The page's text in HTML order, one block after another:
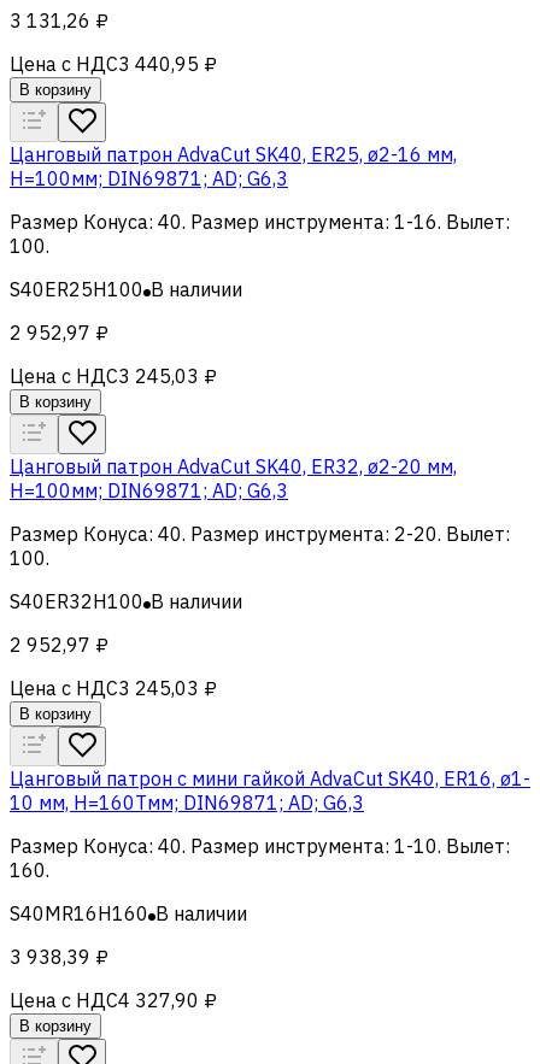
3 131,26 ₽
Цена с НДС3 440,95 ₽
В корзину
Цанговый патрон AdvaCut SK40, ER25, ø2-16 мм,
H=100мм; DIN69871; AD; G6,3
Размер Конуса: 40. Размер инструмента: 1-16. Вылет:
100.
S40ER25H100 В наличии
2 952,97 ₽
Цена с НДС3 245,03 ₽
В корзину
Цанговый патрон AdvaCut SK40, ER32, ø2-20 мм,
H=100мм; DIN69871; AD; G6,3
Размер Конуса: 40. Размер инструмента: 2-20. Вылет:
100.
S40ER32H100 В наличии
2 952,97 ₽
Цена с НДС3 245,03 ₽
В корзину
Цанговый патрон c мини гайкой AdvaCut SK40, ER16, ø1-
10 мм, H=160Tмм; DIN69871; AD; G6,3
Размер Конуса: 40. Размер инструмента: 1-10. Вылет:
160.
S40MR16H160 В наличии
3 938,39 ₽
Цена с НДС4 327,90 ₽
В корзину